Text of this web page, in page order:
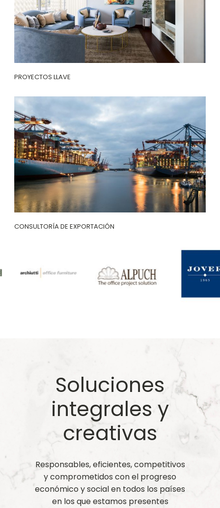
PROYECTOS LLAVE
CONSULTORÍA DE EXPORTACIÓN
Soluciones
integrales y
creativas
Responsables, eficientes, competitivos
y comprometidos con el progreso
económico y social en todos los países
en los que estamos presentes